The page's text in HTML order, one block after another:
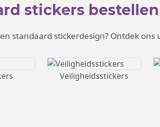
stickers bestellen
standaard stickerdesign? Ontdek
Veiligheidsstickers